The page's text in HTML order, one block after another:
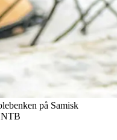
på Samisk
NTB